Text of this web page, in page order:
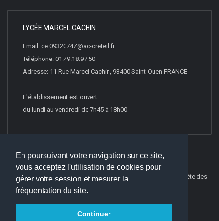
En poursuivant votre navigation sur ce site,
vous acceptez l'utilisation de cookies pour
gérer votre session et mesurer la
fréquentation du site.
Continuer
LYCÉE MARCEL CACHIN
Email: ce.0932074Z@ac-creteil.fr
Téléphone: 01.49.18.97.50
Adresse: 11 Rue Marcel Cachin, 93400 Saint-Ouen FRANCE
L'établissement est ouvert
du lundi au vendredi de 7h45 à 18h00
© 2022 Websco Innovations -Mentions Légales
Liste Complète des